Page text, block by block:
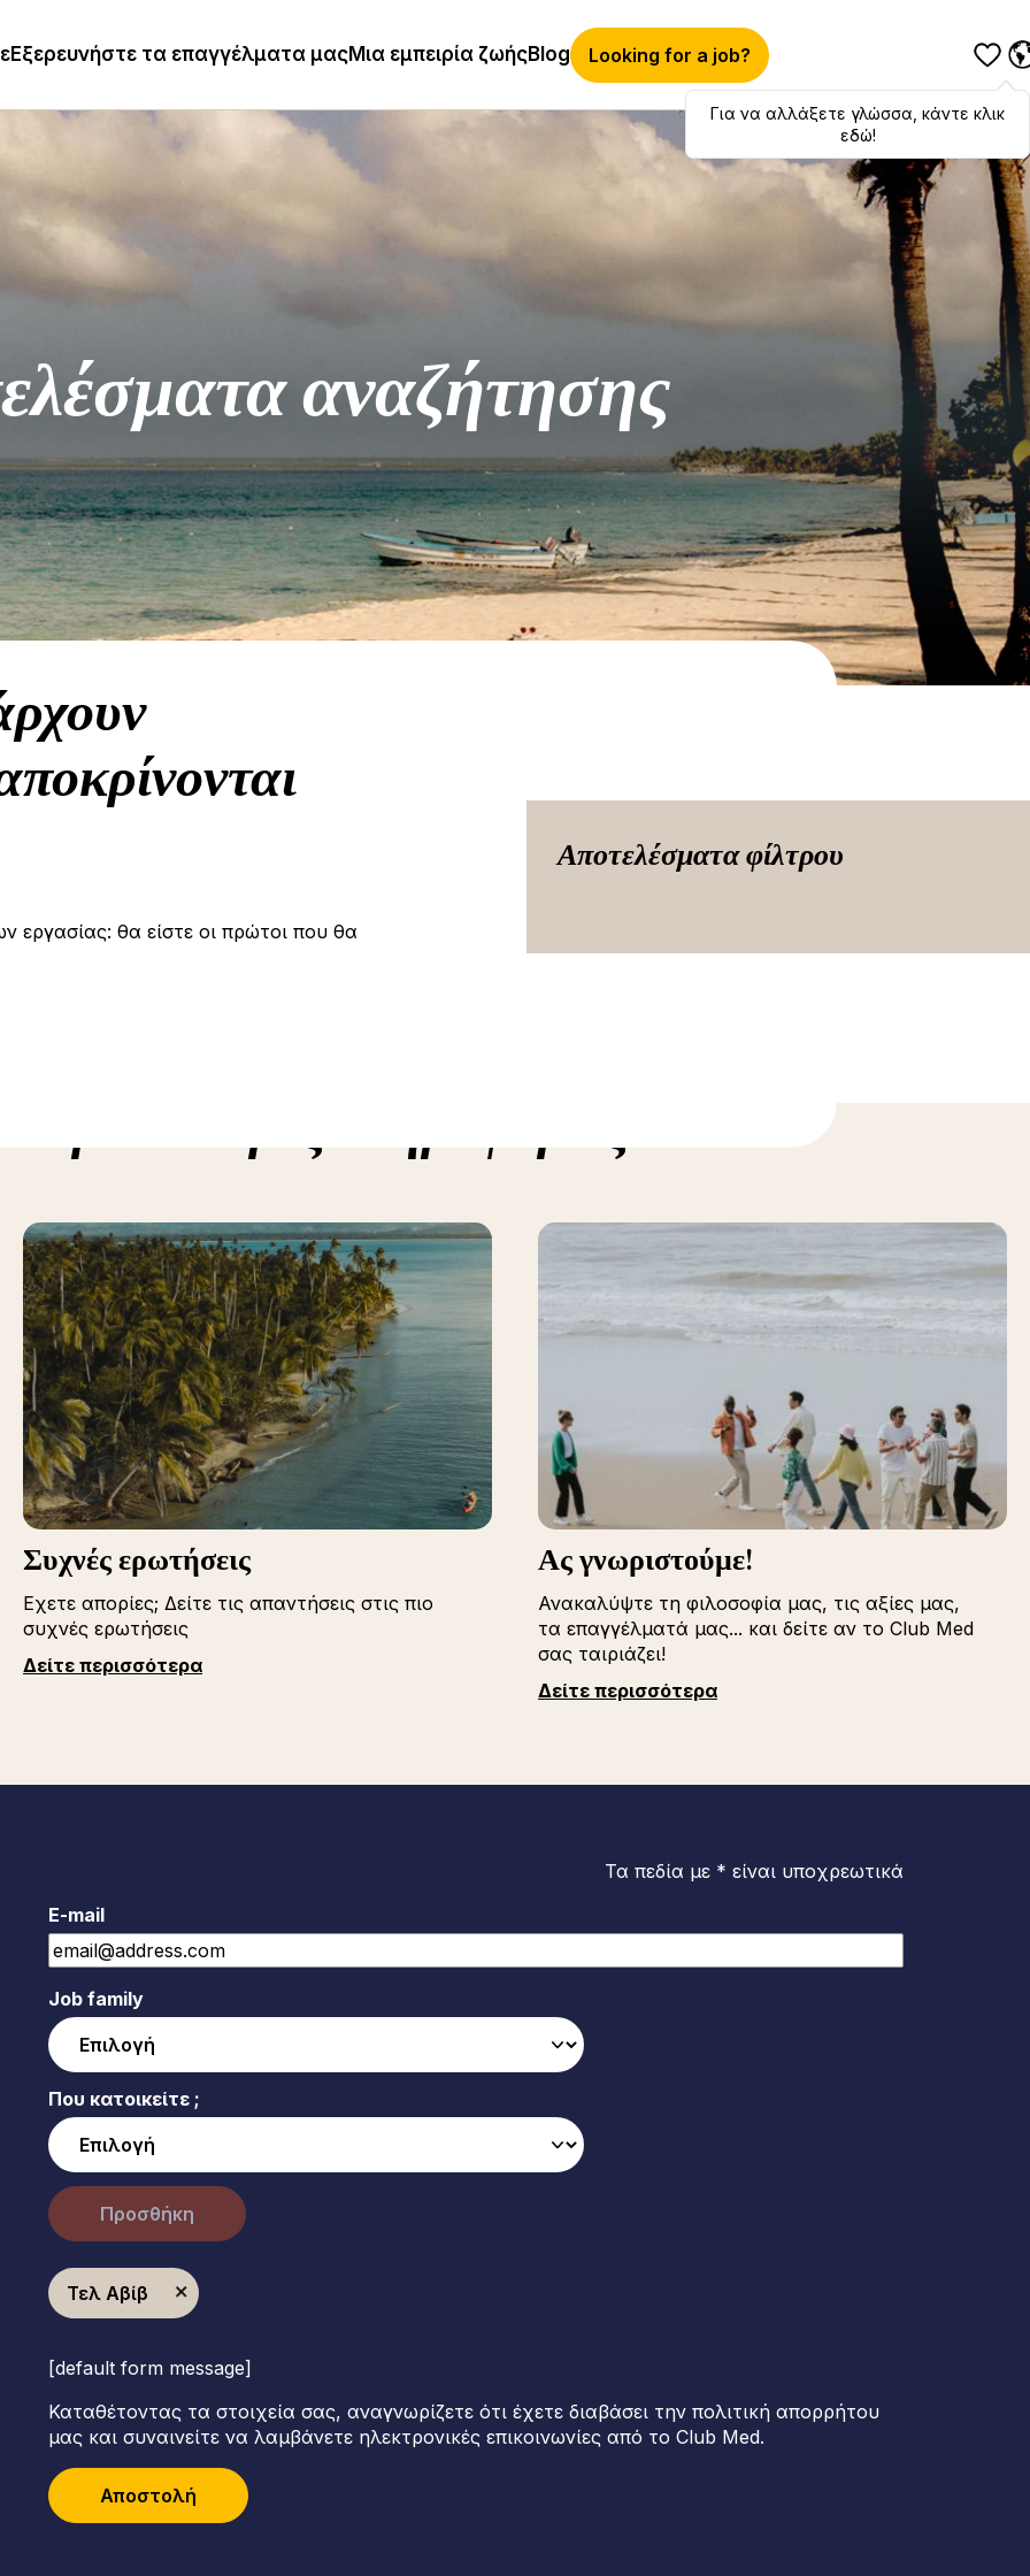
Εξερευνήστε τα επαγγέλματα μαςΜια εμπειρία ζωήςBlog Looking for a job?
Hola,bonjour ,ciao! To switch
languages, click here!
Για να αλλάξετε γλώσσα, κάντε κλικ
εδώ!
αναζήτησης
εργασίας: θα είστε οι πρώτοι που θα
Αποτελέσματα φίλτρου
περισσότερες πληροφορίες
Συχνές ερωτήσεις
Εχετε απορίες; Δείτε τις απαντήσεις στις πιο
συχνές ερωτήσεις
Δείτε περισσότερα
Ας γνωριστούμε!
Ανακαλύψτε τη φιλοσοφία μας, τις αξίες μας,
τα επαγγέλματά μας... και δείτε αν το Club Med
σας ταιριάζει!
Δείτε περισσότερα
Τα πεδία με * είναι υποχρεωτικά
E-mail
Job family
Που κατοικείτε ;
Προσθήκη
Τελ Αβίβ
[default form message]
Καταθέτοντας τα στοιχεία σας, αναγνωρίζετε ότι έχετε διαβάσει την πολιτική απορρήτου
μας και συναινείτε να λαμβάνετε ηλεκτρονικές επικοινωνίες από το Club Med.
Αποστολή